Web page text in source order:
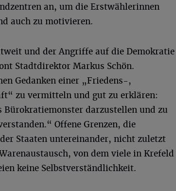
an, um die Erstwählerinnen
auch zu motivieren.
und der Angriffe auf die Demokratie
Stadtdirektor Markus Schön.
Gedanken einer „Friedens-,
zu vermitteln und gut zu erklären:
Bürokratiemonster darzustellen und zu
Offene Grenzen, die
Staaten untereinander, nicht zuletzt
von dem viele in Krefeld
keine Selbstverständlichkeit.